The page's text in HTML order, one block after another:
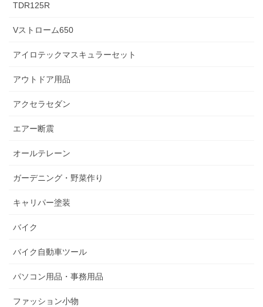
TDR125R
Vストローム650
アイロテックマスキュラーセット
アウトドア用品
アクセラセダン
エアー断震
オールテレーン
ガーデニング・野菜作り
キャリパー塗装
バイク
バイク自動車ツール
パソコン用品・事務用品
ファッション小物